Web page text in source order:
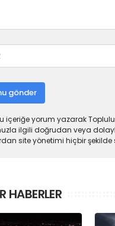
gönder
içeriğe yorum yazarak
ilgili doğrudan veya
site yönetimi hiçbir
HABERLER